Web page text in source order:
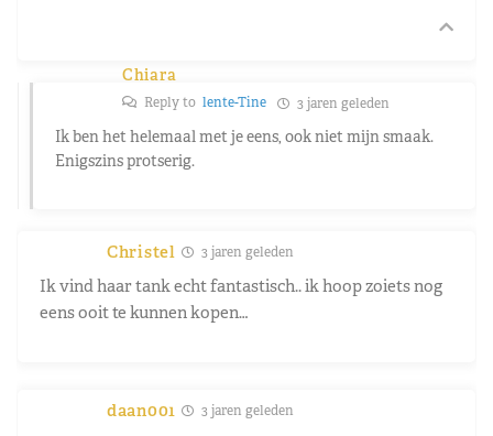
Chiara
Reply to lente-Tine 3 jaren geleden
Ik ben het helemaal met je eens, ook niet mijn smaak.
Enigszins protserig.
Christel 3 jaren geleden
Ik vind haar tank echt fantastisch.. ik hoop zoiets nog
eens ooit te kunnen kopen…
daan001 3 jaren geleden